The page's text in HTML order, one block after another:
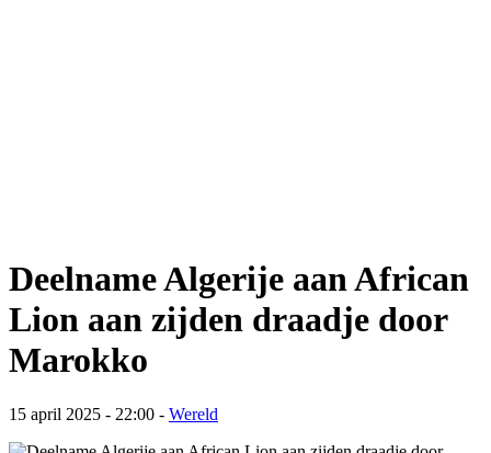
Deelname Algerije aan African
Lion aan zijden draadje door
Marokko
15 april 2025 - 22:00 - Wereld